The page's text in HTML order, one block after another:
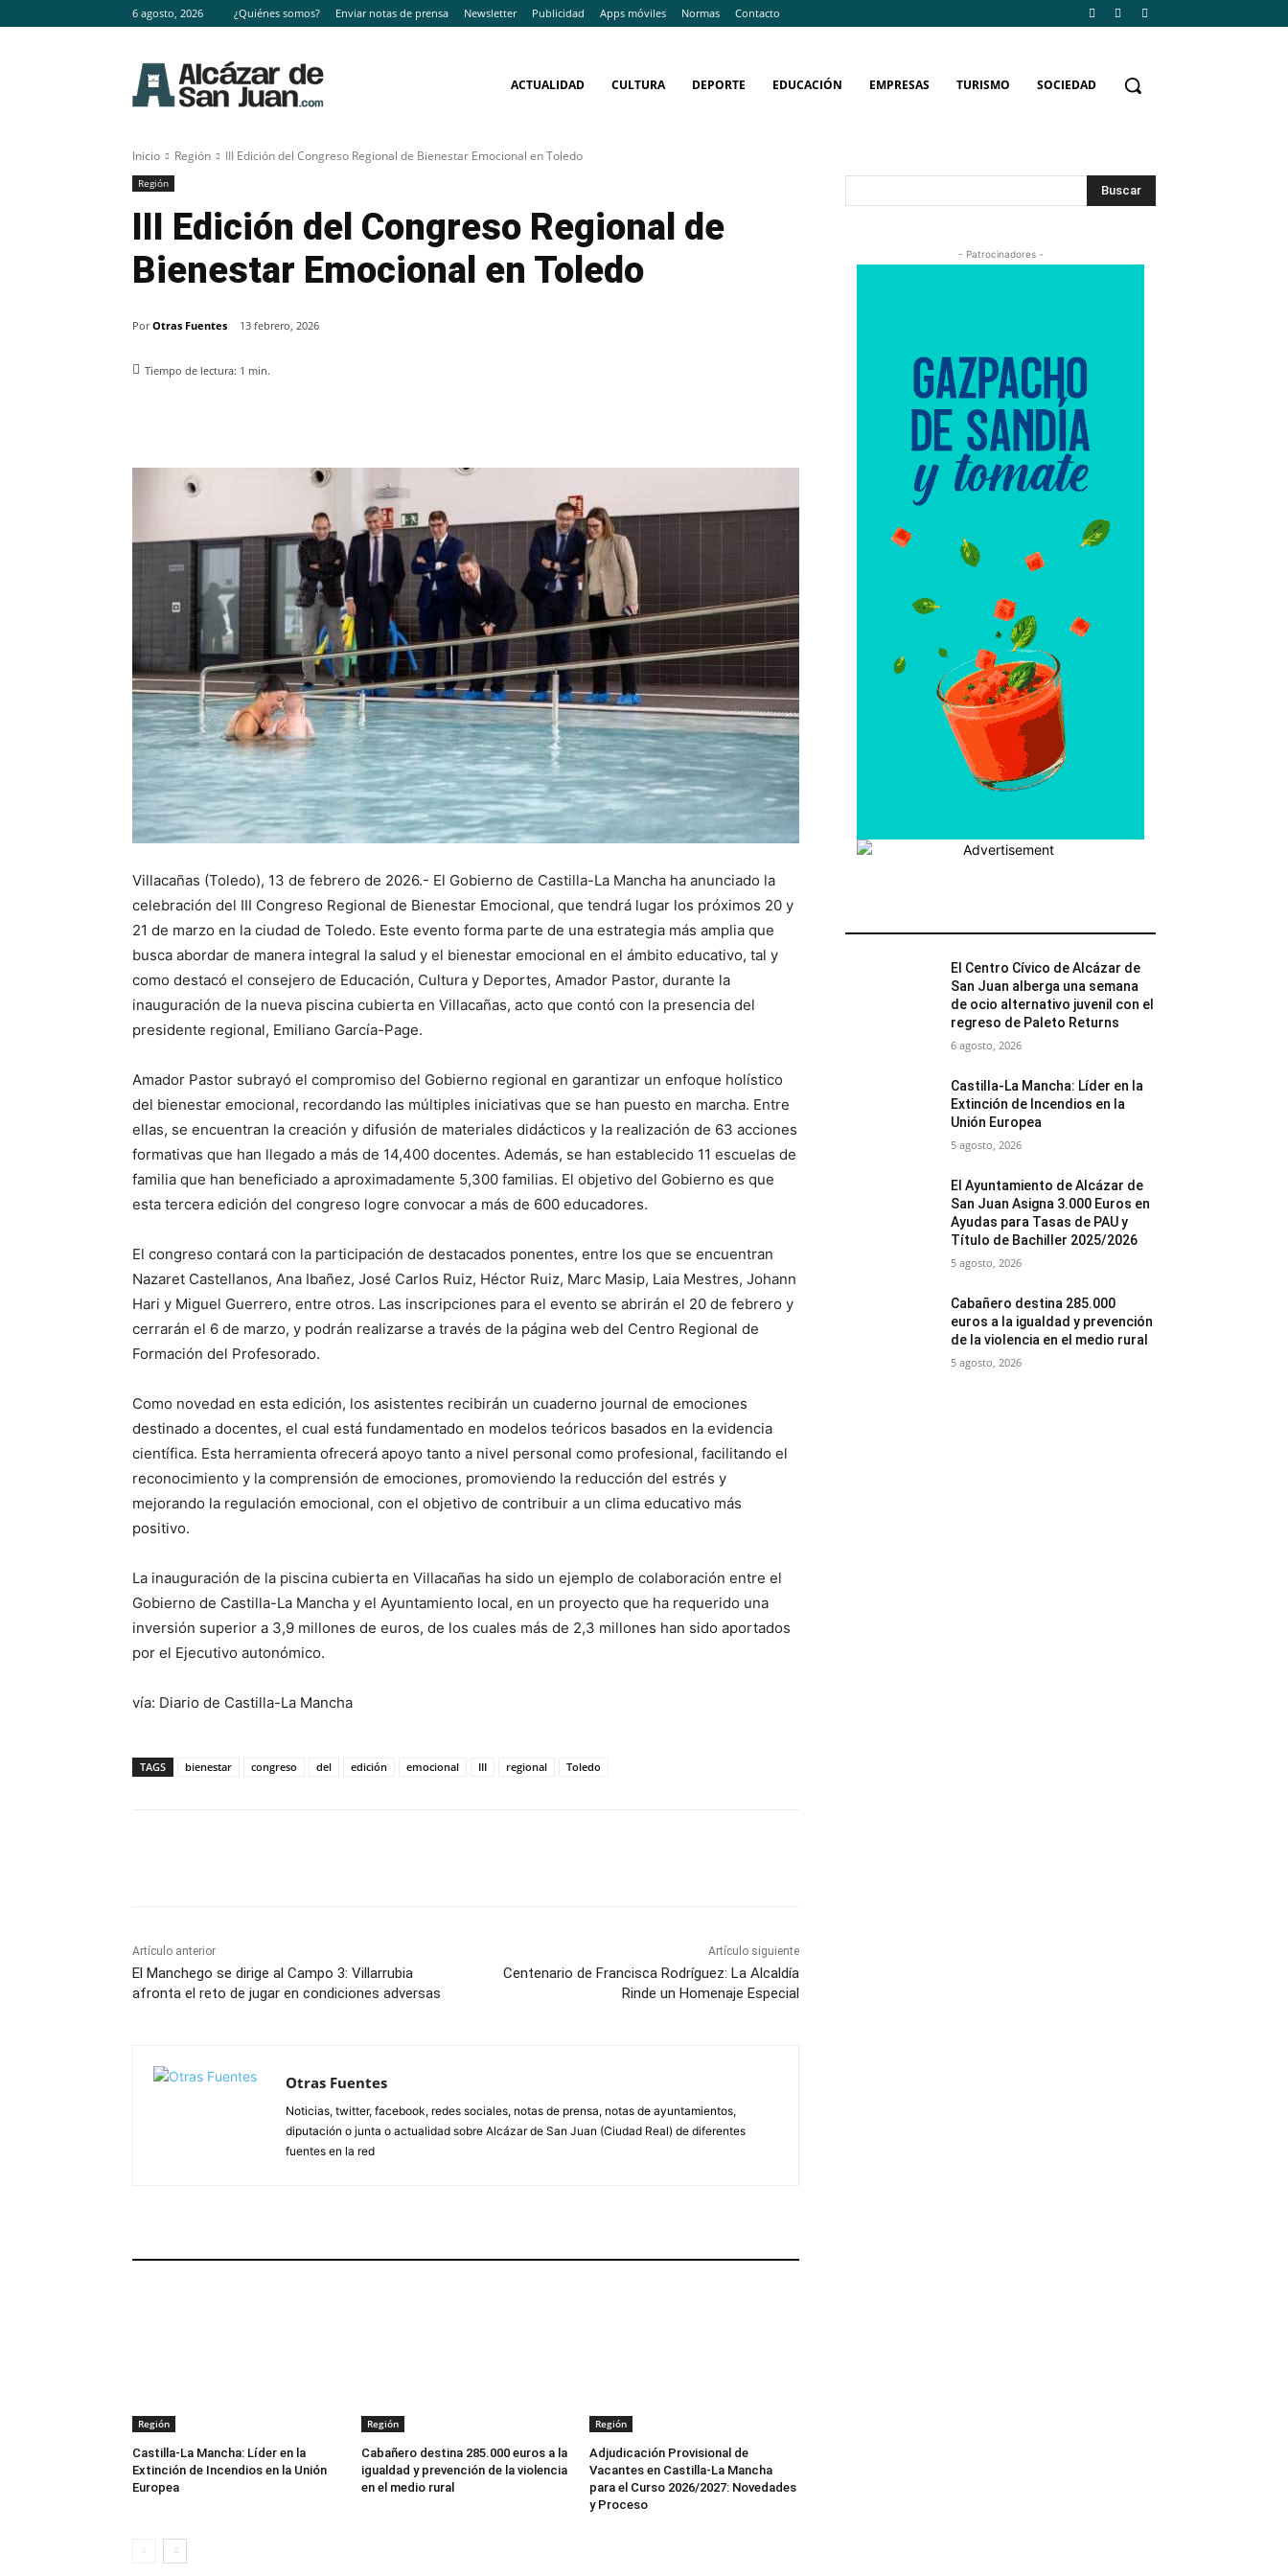
6 agosto, 2026 ¿Quiénes somos? Enviar notas de prensa Newsletter Publicidad Apps móviles Normas Contacto
ACTUALIDAD CULTURA DEPORTE EDUCACIÓN EMPRESAS TURISMO SOCIEDAD
Inicio Región III Edición del Congreso Regional de Bienestar Emocional en Toledo
Región
III Edición del Congreso Regional de
Bienestar Emocional en Toledo
Por Otras Fuentes 13 febrero, 2026
Tiempo de lectura: 1 min.
Villacañas (Toledo), 13 de febrero de 2026.- El Gobierno de Castilla-La Mancha ha anunciado la
celebración del III Congreso Regional de Bienestar Emocional, que tendrá lugar los próximos 20 y
21 de marzo en la ciudad de Toledo. Este evento forma parte de una estrategia más amplia que
busca abordar de manera integral la salud y el bienestar emocional en el ámbito educativo, tal y
como destacó el consejero de Educación, Cultura y Deportes, Amador Pastor, durante la
inauguración de la nueva piscina cubierta en Villacañas, acto que contó con la presencia del
presidente regional, Emiliano García-Page.
Amador Pastor subrayó el compromiso del Gobierno regional en garantizar un enfoque holístico
del bienestar emocional, recordando las múltiples iniciativas que se han puesto en marcha. Entre
ellas, se encuentran la creación y difusión de materiales didácticos y la realización de 63 acciones
formativas que han llegado a más de 14,400 docentes. Además, se han establecido 11 escuelas de
familia que han beneficiado a aproximadamente 5,300 familias. El objetivo del Gobierno es que
esta tercera edición del congreso logre convocar a más de 600 educadores.
El congreso contará con la participación de destacados ponentes, entre los que se encuentran
Nazaret Castellanos, Ana Ibañez, José Carlos Ruiz, Héctor Ruiz, Marc Masip, Laia Mestres, Johann
Hari y Miguel Guerrero, entre otros. Las inscripciones para el evento se abrirán el 20 de febrero y
cerrarán el 6 de marzo, y podrán realizarse a través de la página web del Centro Regional de
Formación del Profesorado.
Como novedad en esta edición, los asistentes recibirán un cuaderno journal de emociones
destinado a docentes, el cual está fundamentado en modelos teóricos basados en la evidencia
científica. Esta herramienta ofrecerá apoyo tanto a nivel personal como profesional, facilitando el
reconocimiento y la comprensión de emociones, promoviendo la reducción del estrés y
mejorando la regulación emocional, con el objetivo de contribuir a un clima educativo más
positivo.
La inauguración de la piscina cubierta en Villacañas ha sido un ejemplo de colaboración entre el
Gobierno de Castilla-La Mancha y el Ayuntamiento local, en un proyecto que ha requerido una
inversión superior a 3,9 millones de euros, de los cuales más de 2,3 millones han sido aportados
por el Ejecutivo autonómico.
vía: Diario de Castilla-La Mancha
TAGS bienestar congreso del edición emocional III regional Toledo
Artículo anterior
El Manchego se dirige al Campo 3: Villarrubia
afronta el reto de jugar en condiciones adversas
Artículo siguiente
Centenario de Francisca Rodríguez: La Alcaldía
Rinde un Homenaje Especial
Otras Fuentes
Noticias, twitter, facebook, redes sociales, notas de prensa, notas de ayuntamientos,
diputación o junta o actualidad sobre Alcázar de San Juan (Ciudad Real) de diferentes
fuentes en la red
Región
Castilla-La Mancha: Líder en la
Extinción de Incendios en la Unión
Europea
Región
Cabañero destina 285.000 euros a la
igualdad y prevención de la violencia
en el medio rural
Región
Adjudicación Provisional de
Vacantes en Castilla-La Mancha
para el Curso 2026/2027: Novedades
y Proceso
Buscar
- Patrocinadores -
El Centro Cívico de Alcázar de
San Juan alberga una semana
de ocio alternativo juvenil con el
regreso de Paleto Returns
6 agosto, 2026
Castilla-La Mancha: Líder en la
Extinción de Incendios en la
Unión Europea
5 agosto, 2026
El Ayuntamiento de Alcázar de
San Juan Asigna 3.000 Euros en
Ayudas para Tasas de PAU y
Título de Bachiller 2025/2026
5 agosto, 2026
Cabañero destina 285.000
euros a la igualdad y prevención
de la violencia en el medio rural
5 agosto, 2026